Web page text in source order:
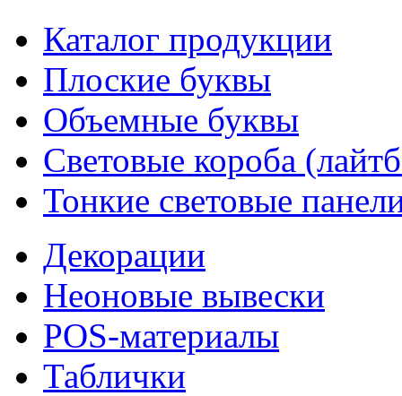
Каталог продукции
Плоские буквы
Объемные буквы
Световые короба
Тонкие световые
Декорации
Неоновые вывески
POS-материалы
Таблички